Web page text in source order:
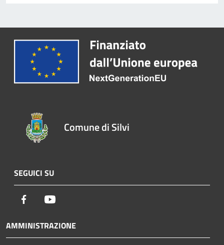
Comune di Silvi
SEGUICI SU
Facebook
AMMINISTRAZIONE